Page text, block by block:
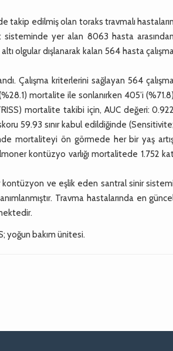
takip edilmiş olan toraks travmalı hastaların
sisteminde yer alan 8063 hasta arasından
olgular dışlanarak kalan 564 hasta çalışma
Çalışma kriterlerini sağlayan 564 çalışma
mortalite ile sonlanırken 405’i (%71.8)
mortalite takibi için, AUC değeri: 0.922
59.93 sınır kabul edildiğinde (Sensitivite;
mortaliteyi ön görmede her bir yaş
kontüzyo varlığı mortalitede 1.752
kontüzyon ve eşlik eden santral sinir sistemi
Travma hastalarında en
yoğun bakım ünitesi.